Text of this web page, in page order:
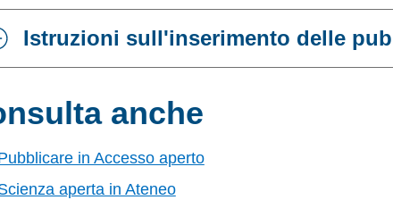
Istruzioni sull'inserimento delle
anche
in Accesso aperto
aperta in Ateneo